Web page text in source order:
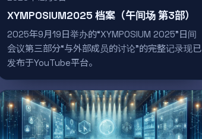
XYMPOSIUM2025 档案（午间场 第3部）
2025年9月19日举办的“XYMPOSIUM 2025”日间
会议第三部分“与外部成员的讨论”的完整记录现已
发布于YouTube平台。